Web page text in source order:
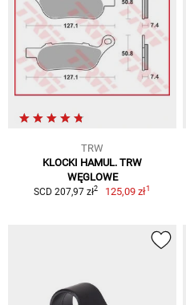
TRW
KLOCKI HAMUL. TRW
WĘGLOWE
SCD 207,97 zł2 125,09 zł1